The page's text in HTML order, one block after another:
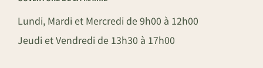
Lundi, Mardi et Mercredi de 9h00 à 12h00
Jeudi et Vendredi de 13h30 à 17h00